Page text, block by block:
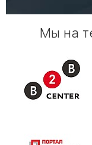
Мы на